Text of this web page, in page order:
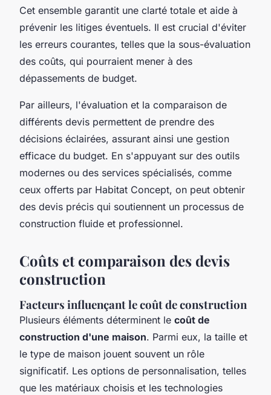
Cet ensemble garantit une clarté totale et aide à
prévenir les litiges éventuels. Il est crucial d'éviter
les erreurs courantes, telles que la sous-évaluation
des coûts, qui pourraient mener à des
dépassements de budget.
Par ailleurs, l'évaluation et la comparaison de
différents devis permettent de prendre des
décisions éclairées, assurant ainsi une gestion
efficace du budget. En s'appuyant sur des outils
modernes ou des services spécialisés, comme
ceux offerts par Habitat Concept, on peut obtenir
des devis précis qui soutiennent un processus de
construction fluide et professionnel.
Coûts et comparaison des devis
construction
Facteurs influençant le coût de construction
Plusieurs éléments déterminent le coût de
construction d'une maison. Parmi eux, la taille et
le type de maison jouent souvent un rôle
significatif. Les options de personnalisation, telles
que les matériaux choisis et les technologies